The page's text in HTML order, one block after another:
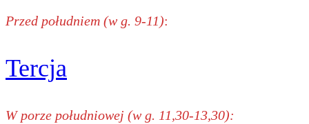
Przed południem (w g. 9-11):
Tercja
W porze południowej (w g. 11,30-13,30):